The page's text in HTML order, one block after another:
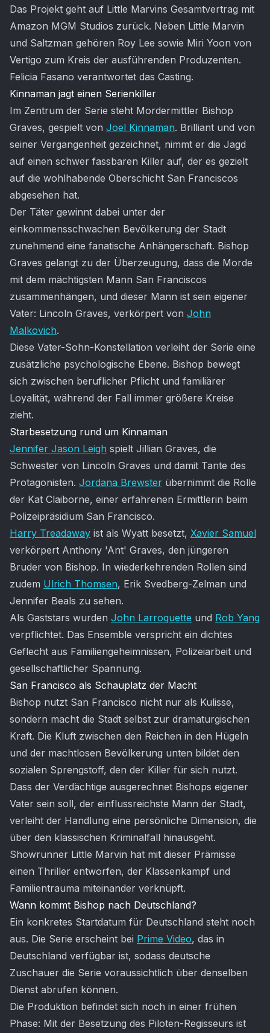
Das Projekt geht auf Little Marvins Gesamtvertrag mit
Amazon MGM Studios zurück. Neben Little Marvin
und Saltzman gehören Roy Lee sowie Miri Yoon von
Vertigo zum Kreis der ausführenden Produzenten.
Felicia Fasano verantwortet das Casting.
Kinnaman jagt einen Serienkiller
Im Zentrum der Serie steht Mordermittler Bishop
Graves, gespielt von Joel Kinnaman. Brilliant und von
seiner Vergangenheit gezeichnet, nimmt er die Jagd
auf einen schwer fassbaren Killer auf, der es gezielt
auf die wohlhabende Oberschicht San Franciscos
abgesehen hat.
Der Täter gewinnt dabei unter der
einkommensschwachen Bevölkerung der Stadt
zunehmend eine fanatische Anhängerschaft. Bishop
Graves gelangt zu der Überzeugung, dass die Morde
mit dem mächtigsten Mann San Franciscos
zusammenhängen, und dieser Mann ist sein eigener
Vater: Lincoln Graves, verkörpert von John
Malkovich.
Diese Vater-Sohn-Konstellation verleiht der Serie eine
zusätzliche psychologische Ebene. Bishop bewegt
sich zwischen beruflicher Pflicht und familiärer
Loyalität, während der Fall immer größere Kreise
zieht.
Starbesetzung rund um Kinnaman
Jennifer Jason Leigh spielt Jillian Graves, die
Schwester von Lincoln Graves und damit Tante des
Protagonisten. Jordana Brewster übernimmt die Rolle
der Kat Claiborne, einer erfahrenen Ermittlerin beim
Polizeipräsidium San Francisco.
Harry Treadaway ist als Wyatt besetzt, Xavier Samuel
verkörpert Anthony 'Ant' Graves, den jüngeren
Bruder von Bishop. In wiederkehrenden Rollen sind
zudem Ulrich Thomsen, Erik Svedberg-Zelman und
Jennifer Beals zu sehen.
Als Gaststars wurden John Larroquette und Rob Yang
verpflichtet. Das Ensemble verspricht ein dichtes
Geflecht aus Familiengeheimnissen, Polizeiarbeit und
gesellschaftlicher Spannung.
San Francisco als Schauplatz der Macht
Bishop nutzt San Francisco nicht nur als Kulisse,
sondern macht die Stadt selbst zur dramaturgischen
Kraft. Die Kluft zwischen den Reichen in den Hügeln
und der machtlosen Bevölkerung unten bildet den
sozialen Sprengstoff, den der Killer für sich nutzt.
Dass der Verdächtige ausgerechnet Bishops eigener
Vater sein soll, der einflussreichste Mann der Stadt,
verleiht der Handlung eine persönliche Dimension, die
über den klassischen Kriminalfall hinausgeht.
Showrunner Little Marvin hat mit dieser Prämisse
einen Thriller entworfen, der Klassenkampf und
Familientrauma miteinander verknüpft.
Wann kommt Bishop nach Deutschland?
Ein konkretes Startdatum für Deutschland steht noch
aus. Die Serie erscheint bei Prime Video, das in
Deutschland verfügbar ist, sodass deutsche
Zuschauer die Serie voraussichtlich über denselben
Dienst abrufen können.
Die Produktion befindet sich noch in einer frühen
Phase: Mit der Besetzung des Piloten-Regisseurs ist